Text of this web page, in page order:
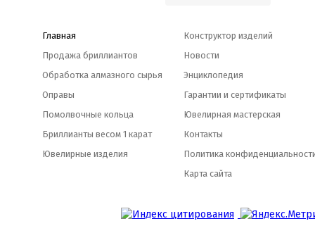
Главная
Продажа бриллиантов
Обработка алмазного сырья
Оправы
Помолвочные кольца
Бриллианты весом 1 карат
Ювелирные изделия
Конструктор изделий
Новости
Энциклопедия
Гарантии и сертификаты
Ювелирная мастерская
Контакты
Политика
Карта сайта